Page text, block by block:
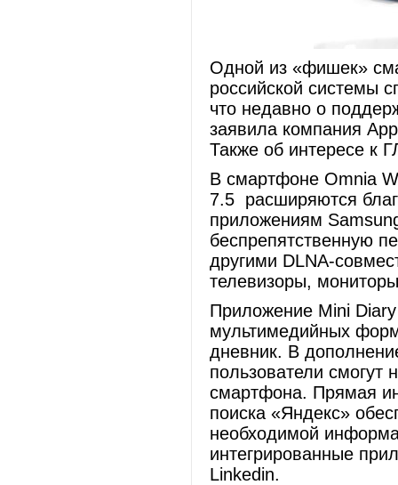
Одной из «фишек»
российской системы
что недавно о
заявила компания
Также об интересе к
В смартфоне Omnia
7.5 расширяются
приложениям
беспрепятственную
другими DLNA-
телевизоры,
Приложение Mini Diary
мультимедийных
дневник. В
пользователи смогут
смартфона. Прямая
поиска «Яндекс»
необходимой
интегрированные
Linkedin.